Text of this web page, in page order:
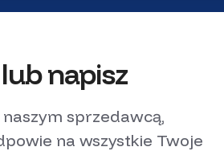
napisz
sprzedawcą,
na wszystkie Twoje